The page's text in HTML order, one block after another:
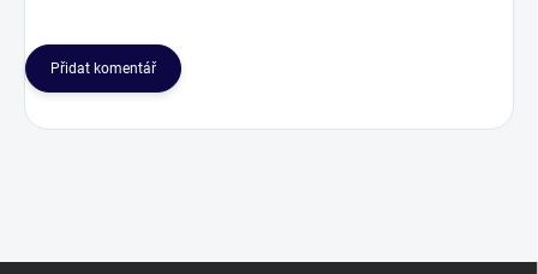
Přidat komentář